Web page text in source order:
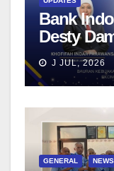
Bank
Desty
SMAN
Menjadi
J JUL, 2026
GENERAL NEWS